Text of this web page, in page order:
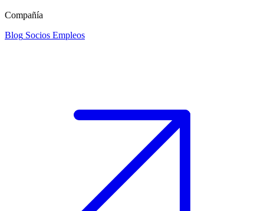
Compañía
Blog Socios Empleos